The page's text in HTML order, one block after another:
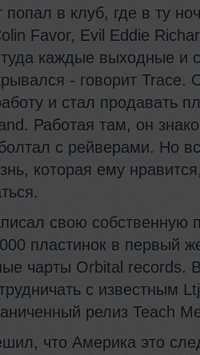
попал в клуб, где в ту
Favor, Evil Eddie
каждые выходные и
- говорит Trace.
и стал продавать
Работая там, он
с рейверами. Но
которая ему
свою собственную
пластинок в первый
чарты Orbital records.
с известным
релиз Teach
что Америка это